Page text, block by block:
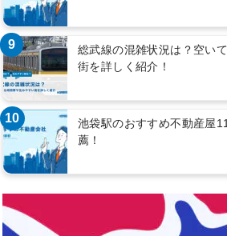
9
総武線の混雑状況は？空い
街を詳しく紹介！
10
池袋駅のおすすめ不動産屋
薦！